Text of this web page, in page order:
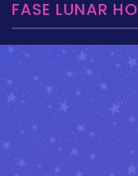
FASE LUNAR